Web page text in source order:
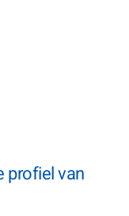
profiel van